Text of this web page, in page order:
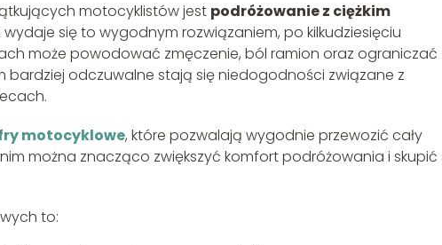
motocyklistów jest podróżowanie z ciężkim
się to wygodnym rozwiązaniem, po kilkudziesięciu
może powodować zmęczenie, ból ramion oraz ograniczać
bardziej odczuwalne stają się niedogodności związane z
motocyklowe, które pozwalają wygodnie przewozić cały
można znacząco zwiększyć komfort podróżowania i skupić
to: